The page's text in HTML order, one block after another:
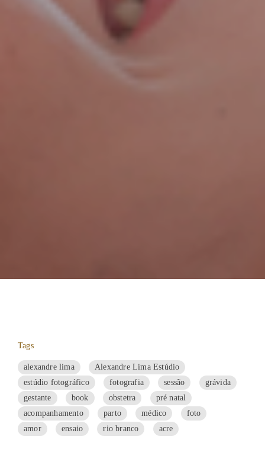
Tags
alexandre lima
Alexandre Lima Estúdio
estúdio fotográfico
fotografia sessão
grávida
gestante
book obstetra
pré natal
acompanhamento
parto médico
foto
amor
ensaio rio branco acre